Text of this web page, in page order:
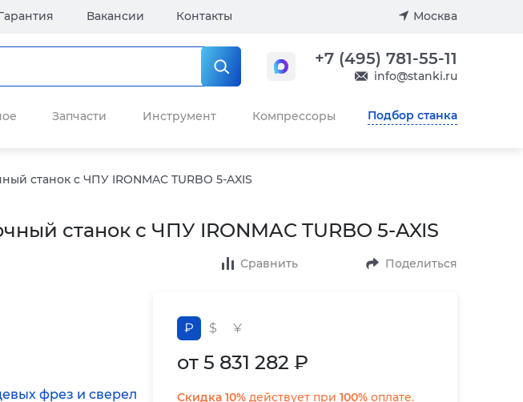
Вакансии Контакты Москва
+7 (495) 781-55-11
info@stanki.ru
Запчасти Инструмент Компрессоры Подбор станка
станок с ЧПУ IRONMAC TURBO 5-AXIS
станок с ЧПУ IRONMAC TURBO 5-AXIS
Сравнить Поделиться
₽ $ ¥
от 5 831 282 ₽
Скидка 10% действует при 100% оплате.
фрез и сверел